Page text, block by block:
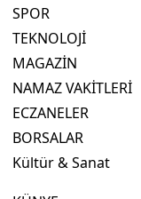
SPOR
TEKNOLOJİ
MAGAZİN
NAMAZ VAKİTLERİ
ECZANELER
BORSALAR
Kültür & Sanat